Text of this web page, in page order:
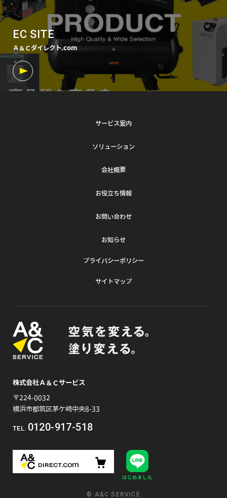
EC SITE
Ａ＆Ｃダイレクト.com
株式会社Ａ＆Ｃサービス
〒224-0032
横浜市都筑区茅ケ崎中央8-33
TEL. 0120-917-518
はじめました
© A&C SERVICE
サービス案内
ソリューション
会社概要
お役立ち情報
お問い合わせ
お知らせ
プライバシーポリシー
サイトマップ